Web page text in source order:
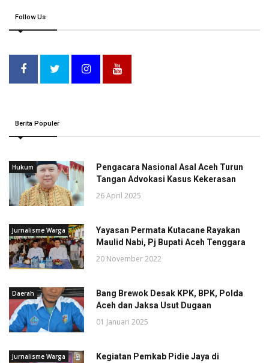
Follow Us
Berita Populer
Hukum
Pengacara Nasional Asal Aceh Turun
Tangan Advokasi Kasus Kekerasan
26 April 2025
Jurnalisme Warga
Yayasan Permata Kutacane Rayakan
Maulid Nabi, Pj Bupati Aceh Tenggara
20 November 2022
Daerah
Bang Brewok Desak KPK, BPK, Polda
Aceh dan Jaksa Usut Dugaan
01 Januari 2025
Jurnalisme Warga
Kegiatan Pemkab Pidie Jaya di